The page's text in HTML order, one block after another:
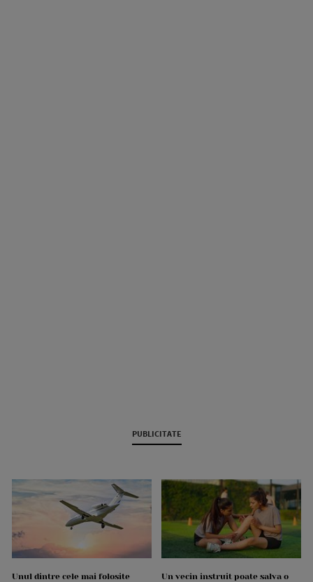
PUBLICITATE
Unul dintre cele mai folosite
Un vecin instruit poate salva o